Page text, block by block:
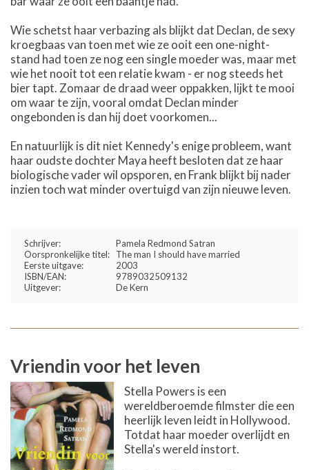
Wie schetst haar verbazing als blijkt dat Declan, de sexy
kroegbaas van toen met wie ze ooit een one-night-
stand had toen ze nog een single moeder was, maar met
wie het nooit tot een relatie kwam - er nog steeds het
bier tapt. Zomaar de draad weer oppakken, lijkt te mooi
om waar te zijn, vooral omdat Declan minder
ongebonden is dan hij doet voorkomen...
En natuurlijk is dit niet Kennedy's enige probleem, want
haar oudste dochter Maya heeft besloten dat ze haar
biologische vader wil opsporen, en Frank blijkt bij nader
inzien toch wat minder overtuigd van zijn nieuwe leven.
Schrijver:
Pamela Redmond Satran
Oorspronkelijke titel:
The man I should have married
Eerste uitgave:
2003
ISBN/EAN:
9789032509132
Uitgever:
De Kern
Vriendin voor het leven
Stella Powers is een
wereldberoemde filmster die een
heerlijk leven leidt in Hollywood.
Totdat haar moeder overlijdt en
Stella's wereld instort.